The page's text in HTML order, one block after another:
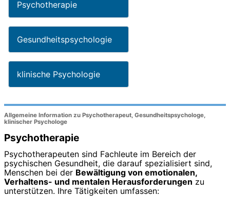
Psychotherapie
Gesundheitspsychologie
klinische Psychologie
Allgemeine Information zu Psychotherapeut, Gesundheitspsychologe,
klinischer Psychologe
Psychotherapie
Psychotherapeuten sind Fachleute im Bereich der
psychischen Gesundheit, die darauf spezialisiert sind,
Menschen bei der Bewältigung von emotionalen,
Verhaltens- und mentalen Herausforderungen zu
unterstützen. Ihre Tätigkeiten umfassen: